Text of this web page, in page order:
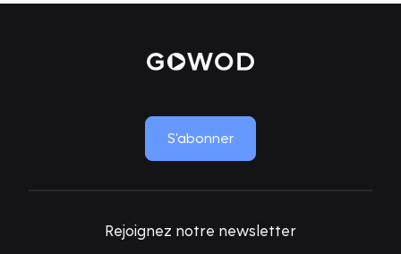
S’abonner
Rejoignez notre newsletter